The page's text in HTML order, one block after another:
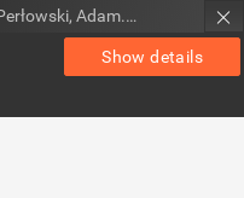
Show details
Perłowski, Adam. Red.